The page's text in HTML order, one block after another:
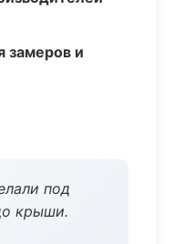
замеров и
под
крыши.